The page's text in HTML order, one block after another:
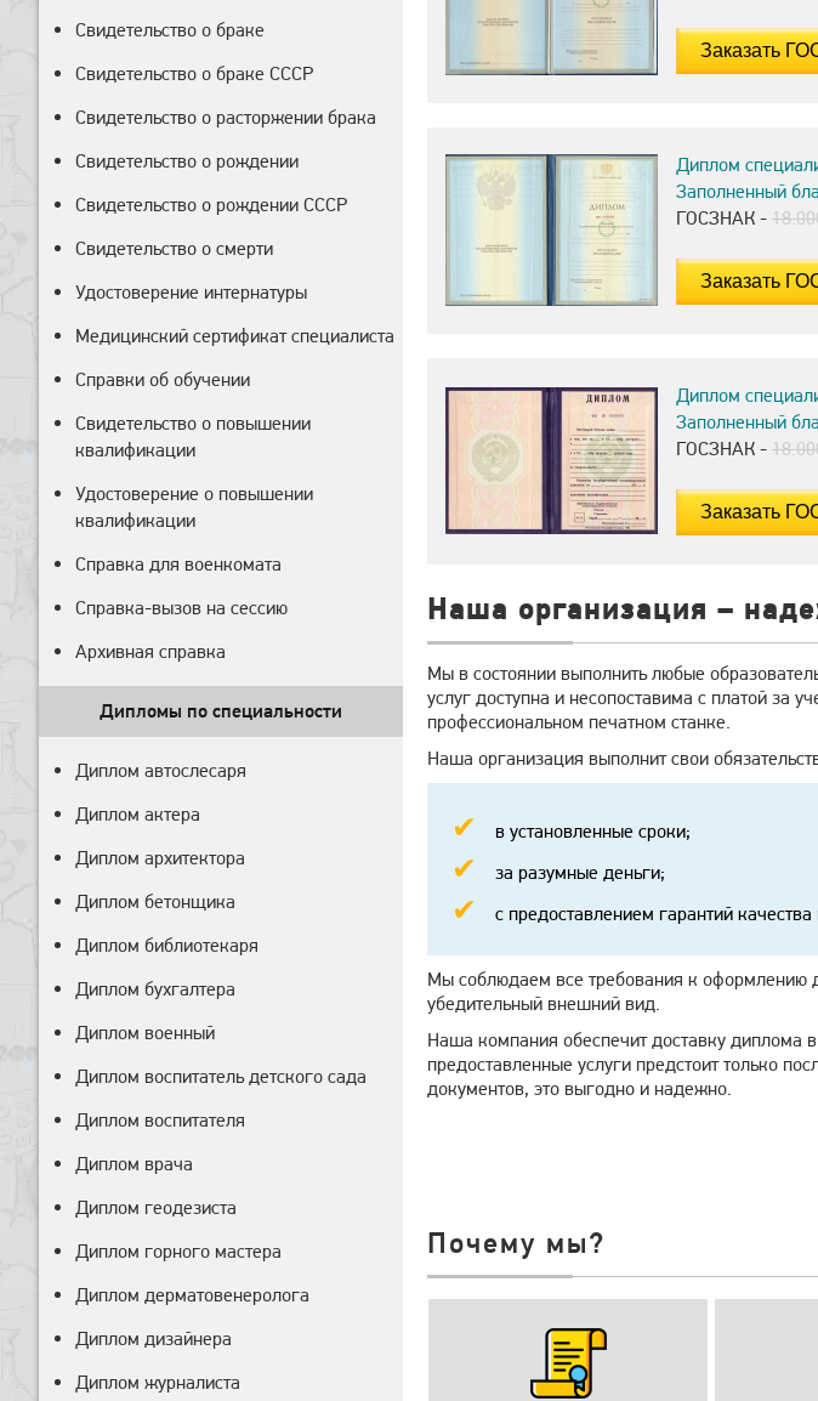
Диплом
Заполненный
ГОСЗНАК -
Диплом
Заполненный
ГОСЗНАК -
Наша организация –
Мы в состоянии выполнить любые
услуг доступна и несопоставима с платой
профессиональном печатном станке.
Наша организация выполнит свои
в установленные сроки;
за разумные деньги;
с предоставлением гарантий
Мы соблюдаем все требования к оформлению
убедительный внешний вид.
Наша компания обеспечит доставку диплома
предоставленные услуги предстоит только
документов, это выгодно и надежно.
Почему мы?
Свидетельство о браке
Свидетельство о браке СССР
Свидетельство о расторжении брака
Свидетельство о рождении
Свидетельство о рождении СССР
Свидетельство о смерти
Удостоверение интернатуры
Медицинский сертификат специалиста
Справки об обучении
Свидетельство о повышении
квалификации
Удостоверение о повышении
квалификации
Справка для военкомата
Справка-вызов на сессию
Архивная справка
Дипломы по специальности
Диплом автослесаря
Диплом актера
Диплом архитектора
Диплом бетонщика
Диплом библиотекаря
Диплом бухгалтера
Диплом военный
Диплом воспитатель детского сада
Диплом воспитателя
Диплом врача
Диплом геодезиста
Диплом горного мастера
Диплом дерматовенеролога
Диплом дизайнера
Диплом журналиста